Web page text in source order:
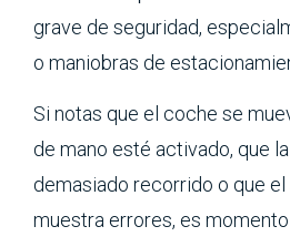
grave de seguridad,
o maniobras de
Si notas que el coche se
de mano esté activado, que
demasiado recorrido o que
muestra errores, es